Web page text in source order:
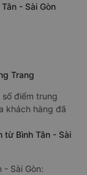
- Sài Gòn
Trang
điểm trung
khách hàng đã
từ Bình Tân - Sài
- Sài Gòn: